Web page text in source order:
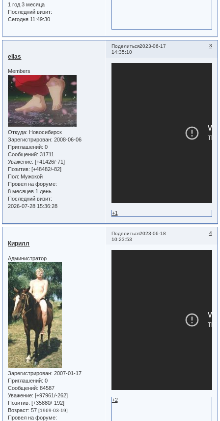
1 год 3 месяца
Последний визит:
Сегодня 11:49:30
Поделиться 3
2023-06-17
14:35:10
elias
Members
Откуда: Новосибирск
Зарегистрирован: 2008-06-06
Приглашений: 0
Сообщений: 31711
Уважение: [+41426/-71]
Позитив: [+48482/-82]
Пол: Мужской
Провел на форуме:
8 месяцев 1 день
Последний визит:
2026-07-28 15:36:28
+1
Поделиться 4
2023-06-18
10:23:53
Кирилл
Администратор
Зарегистрирован: 2007-01-17
Приглашений: 0
Сообщений: 84587
Уважение: [+97961/-262]
Позитив: [+35880/-192]
Возраст: 57[1969-03-19]
Провел на форуме:
+2